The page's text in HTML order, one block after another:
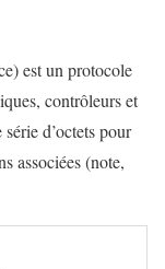
est un protocole
contrôleurs et
d’octets pour
associées (note,